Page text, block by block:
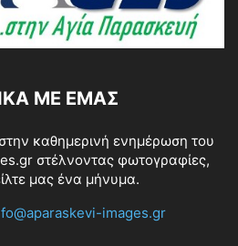
ΜΕ ΕΜΆΣ
καθημερινή ενημέρωση του
στέλνοντας φωτογραφίες,
μας ένα μήνυμα.
images.gr